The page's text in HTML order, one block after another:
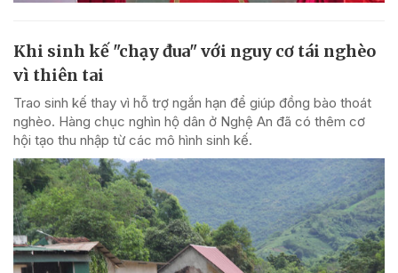
Khi sinh kế "chạy đua" với nguy cơ tái nghèo
vì thiên tai
Trao sinh kế thay vì hỗ trợ ngắn hạn để giúp đồng bào thoát
nghèo. Hàng chục nghìn hộ dân ở Nghệ An đã có thêm cơ
hội tạo thu nhập từ các mô hình sinh kế.